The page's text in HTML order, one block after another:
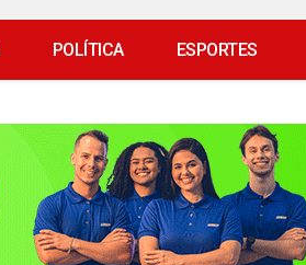
POLÍTICA ESPORTES